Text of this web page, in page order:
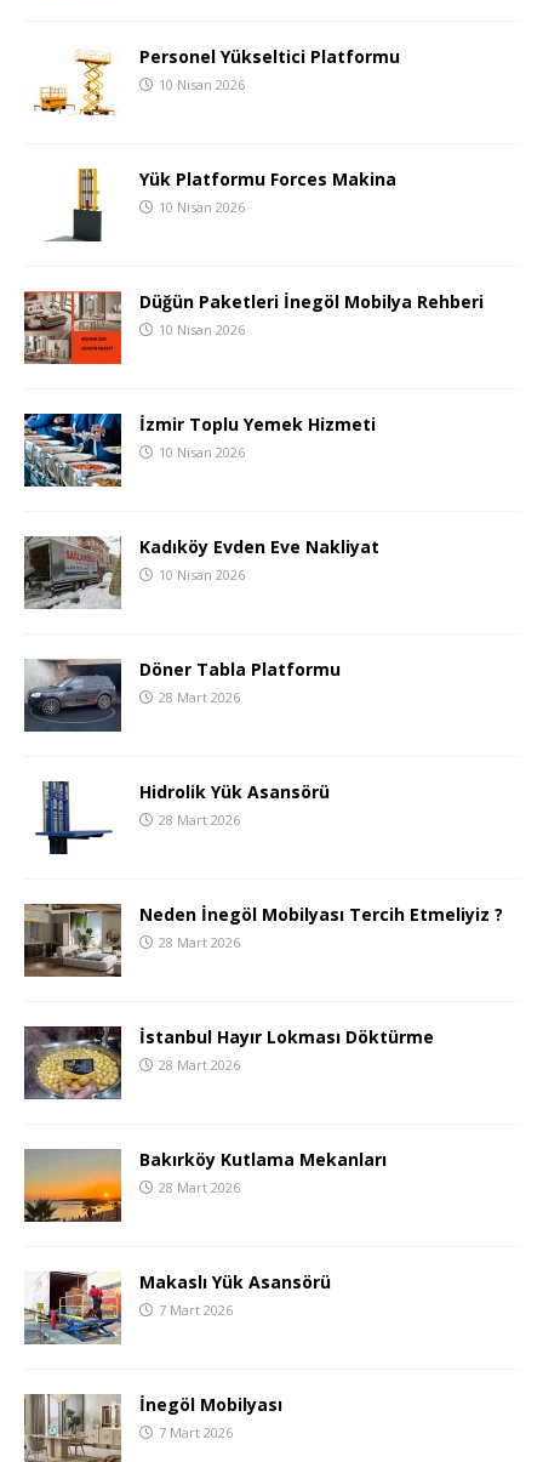
Personel Yükseltici Platformu
10 Nisan 2026
Yük Platformu Forces Makina
10 Nisan 2026
Düğün Paketleri İnegöl Mobilya Rehberi
10 Nisan 2026
İzmir Toplu Yemek Hizmeti
10 Nisan 2026
Kadıköy Evden Eve Nakliyat
10 Nisan 2026
Döner Tabla Platformu
28 Mart 2026
Hidrolik Yük Asansörü
28 Mart 2026
Neden İnegöl Mobilyası Tercih Etmeliyiz ?
28 Mart 2026
İstanbul Hayır Lokması Döktürme
28 Mart 2026
Bakırköy Kutlama Mekanları
28 Mart 2026
Makaslı Yük Asansörü
7 Mart 2026
İnegöl Mobilyası
7 Mart 2026